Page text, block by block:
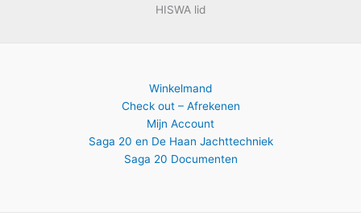
HISWA lid
Winkelmand
Check out – Afrekenen
Mijn Account
Saga 20 en De Haan Jachttechniek
Saga 20 Documenten